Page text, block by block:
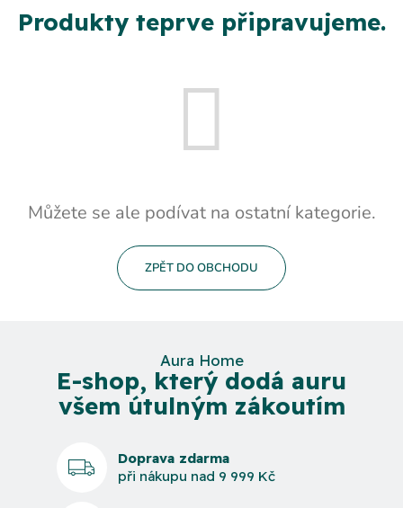
Produkty teprve připravujeme.
Můžete se ale podívat na ostatní kategorie.
ZPĚT DO OBCHODU
Aura Home
E-shop, který dodá auru
všem útulným zákoutím
Doprava zdarma
při nákupu nad 9 999 Kč